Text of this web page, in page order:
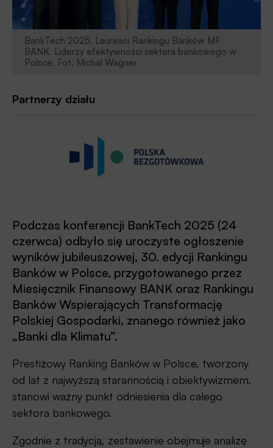
BankTech 2025. Laureaci Rankingu Banków MF
BANK. Liderzy efektywności sektora bankowego w
Polsce. Fot. Michał Wagner
Partnerzy działu
Podczas konferencji BankTech 2025 (24
czerwca) odbyło się uroczyste ogłoszenie
wyników jubileuszowej, 30. edycji Rankingu
Banków w Polsce, przygotowanego przez
Miesięcznik Finansowy BANK oraz Rankingu
Banków Wspierających Transformację
Polskiej Gospodarki, znanego również jako
„Banki dla Klimatu”.
Prestiżowy Ranking Banków w Polsce, tworzony
od lat z najwyższą starannością i obiektywizmem,
stanowi ważny punkt odniesienia dla całego
sektora bankowego.
Zgodnie z tradycją, zestawienie obejmuje analizę